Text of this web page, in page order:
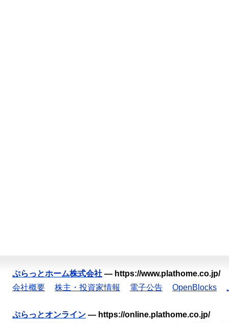
ぷらっとホーム株式会社 — https://www.plathome.co.jp/
会社概要
株主・投資家情報 電子公告 OpenBlocks
ぷらっとオンライン — https://online.plathome.co.jp/